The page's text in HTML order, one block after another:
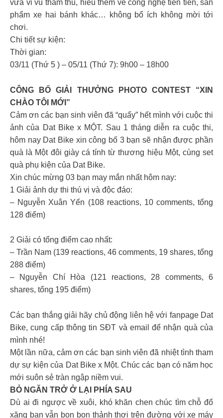
vừa vi vu thăm thú, hiểu thêm về công nghệ tiên tiến, sản
phẩm xe hai bánh khác… không bổ ích không mời tới
chơi.
Chi tiết sự kiện:
Thời gian:
03/11 (Thứ 5 ) – 05/11 (Thứ 7): 9h00 – 18h00
CÔNG BỐ GIẢI THƯỞNG PHOTO CONTEST “XIN
CHÀO TÔI MỚI”
Cảm ơn các bạn sinh viên đã “quẩy” hết mình với cuộc thi
ảnh của Dat Bike x MỘT. Sau 1 tháng diễn ra cuộc thi,
hôm nay Dat Bike xin công bố 3 bạn sẽ nhận được phần
quà là Một đôi giày cá tính từ thương hiệu Một, cùng set
quà phụ kiện của Dat Bike.
Xin chúc mừng 03 bạn may mắn nhất hôm nay:
1 Giải ảnh dự thi thú vị và độc đáo:
– Nguyễn Xuân Yến (108 reactions, 10 comments, tổng
128 điểm)
2 Giải có tổng điểm cao nhất:
– Trần Nam (139 reactions, 46 comments, 19 shares, tổng
288 điểm)
– Nguyễn Chí Hòa (121 reactions, 28 comments, 6
shares, tổng 195 điểm)
Các bạn thắng giải hãy chủ động liên hệ với fanpage Dat
Bike, cung cấp thông tin SĐT và email để nhận quà của
mình nhé!
Một lần nữa, cảm ơn các bạn sinh viên đã nhiệt tình tham
dự sự kiện của Dat Bike x Một. Chúc các bạn có năm học
mới suôn sẻ tràn ngập niềm vui.
BỎ NGĂN TRỞ Ở LẠI PHÍA SAU
Dù ai đi ngược về xuôi, khó khăn chen chúc tìm chỗ đổ
xăng bạn vẫn bon bon thảnh thơi trên đường với xe máy